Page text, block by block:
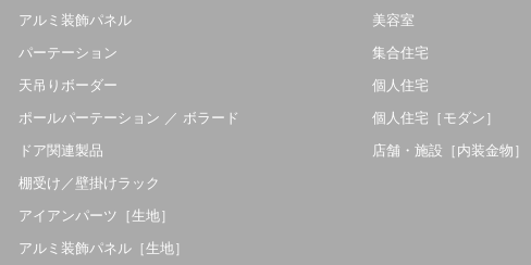
アルミ装飾パネル
パーテーション
天吊りボーダー
ポールパーテーション ／ ボラード
ドア関連製品
棚受け／壁掛けラック
アイアンパーツ［生地］
アルミ装飾パネル［生地］
美容室
集合住宅
個人住宅
個人住宅［モダン］
店舗・施設［内装金物］